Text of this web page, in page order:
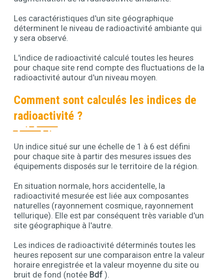
Les caractéristiques d'un site géographique
déterminent le niveau de radioactivité ambiante qui
y sera observé.
L'indice de radioactivité calculé toutes les heures
pour chaque site rend compte des fluctuations de la
radioactivité autour d'un niveau moyen.
Comment sont calculés les indices de
radioactivité ?
Contenu
Un indice situé sur une échelle de 1 à 6 est défini
pour chaque site à partir des mesures issues des
équipements disposés sur le territoire de la région.
En situation normale, hors accidentelle, la
radioactivité mesurée est liée aux composantes
naturelles (rayonnement cosmique, rayonnement
tellurique). Elle est par conséquent très variable d'un
site géographique à l'autre.
Les indices de radioactivité déterminés toutes les
heures reposent sur une comparaison entre la valeur
horaire enregistrée et la valeur moyenne du site ou
bruit de fond (notée Bdf).